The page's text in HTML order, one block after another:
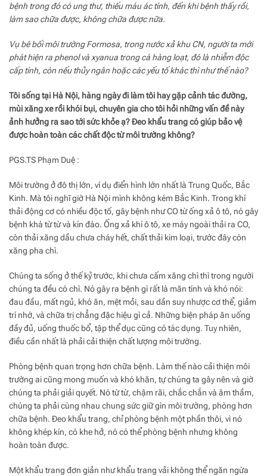
bệnh trong đó có ung thư, thiếu máu ác tính, đến khi bệnh thấy rồi,
làm sao chữa được, không chữa được nữa.
Vụ bê bối môi trường Formosa, trong nước xả khu CN, người ta mới
phát hiện ra phenol và xyanua trong cá hàng loạt, đó là nhiễm độc
cấp tính, còn nếu thủy ngân hoặc các yếu tố khác thì như thế nào?
Tôi sống tại Hà Nội, hàng ngày đi làm tôi hay gặp cảnh tác đường,
mùi xăng xe rồi khói bụi, chuyên gia cho tôi hỏi những vấn đề này
ảnh hưởng ra sao tới sức khỏe ạ? Đeo khẩu trang có giúp bảo vệ
được hoàn toàn các chất độc từ môi trường không?
PGS.TS Phạm Duệ :
Môi trường ở đô thị lớn, ví dụ điển hình lớn nhất là Trung Quốc, Bắc
Kinh. Mà tôi nghĩ giờ Hà Nội mình không kém Bắc Kinh. Trong khí
thải động cơ có nhiều độc tố, gây bệnh như CO từ ống xả ô tô, nó gây
bệnh khá từ từ và kín đáo. Ống xả khí ô tô, xe máy ngoài thải ra CO,
còn thải xăng dầu chưa cháy hết, chất thải kim loại, trước đây còn
xăng pha chì.
Chúng ta sống ở thế kỷ trước, khi chưa cấm xăng chì thì trong người
chúng ta đều có chì. Nó gây ra bệnh gì rất là mãn tính và khó nói:
đau đầu, mất ngủ, khó ăn, mệt mỏi, sau dần suy nhược cơ thể, giảm
trí nhớ, và chữa trị chẳng đặc hiệu gì cả. Những biện pháp ăn uống
đầy đủ, uống thuốc bổ, tập thể dục cũng có tác dụng. Tuy nhiên,
điều cần nhất là phải cải thiện chất lượng môi trường.
Phòng bệnh quan trọng hơn chữa bệnh. Làm thế nào cải thiện môi
trường ai cũng mong muốn và khó khăn, tự chúng ta gây nên và giờ
chúng ta phải giải quyết. Nó từ từ, chậm rãi, chắc chắn và âm thầm,
chúng ta phải cùng nhau chung sức giữ gìn môi trường, phòng hơn
chữa bệnh. Đeo khẩu trang, chỉ phòng bệnh một phần thôi, vì nó
không khép kín, có khe hở, nó có thể phòng bệnh nhưng không
hoàn toàn được.
Một khẩu trang đơn giản như khẩu trang vải không thể ngăn ngừa